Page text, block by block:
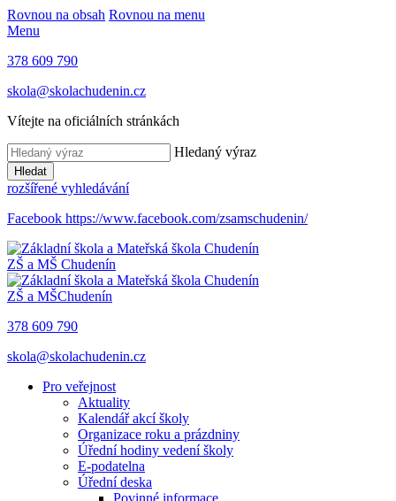
Rovnou na obsah Rovnou na menu
Menu
378 609 790
skola@skolachudenin.cz
Vítejte na oficiálních stránkách
Hledaný výraz
Hledat
rozšířené vyhledávání
Facebook https://www.facebook.com/zsamschudenin/
ZŠ a MŠ Chudenín
ZŠ a MŠChudenín
378 609 790
skola@skolachudenin.cz
Pro veřejnost
Aktuality
Kalendář akcí školy
Organizace roku a prázdniny
Úřední hodiny vedení školy
E-podatelna
Úřední deska
Povinné informace